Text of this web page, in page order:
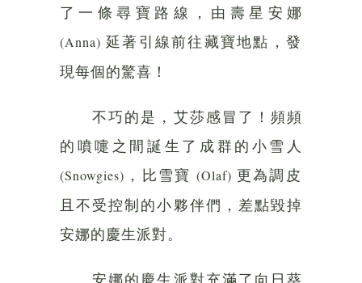
了一條尋寶路線，由壽星安娜
(Anna)延著引線前往藏寶地點，發
現每個的驚喜！
不巧的是，艾莎感冒了！頻頻
的噴嚏之間誕生了成群的小雪人
(Snowgies) ，比雪寶 (Olaf) 更為調皮
且不受控制的小夥伴們，差點毀掉
安娜的慶生派對。
安娜的慶生派對充滿了向日葵